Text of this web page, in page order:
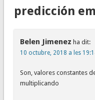
predicción
Belen Jimenez ha dit:
10 octubre, 2018 a les
Son, valores constantes
multiplicando